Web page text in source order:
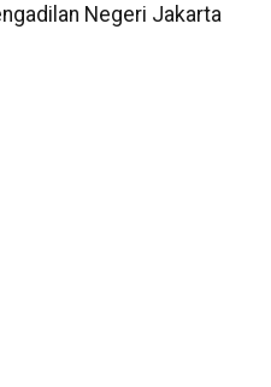
Negeri Jakarta